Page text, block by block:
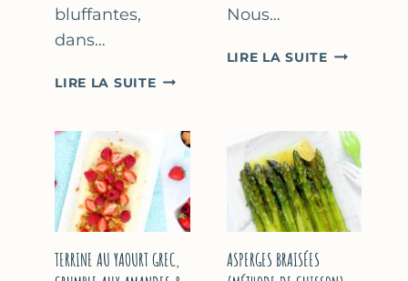
bluffantes,
dans…
LIRE LA SUITECRÈMES
FRAISE
YAOURT
GREC
Nous…
LIRE LA SUITERECETTES
TERRINE AU YAOURT GREC,
ASPERGES BRAISÉES